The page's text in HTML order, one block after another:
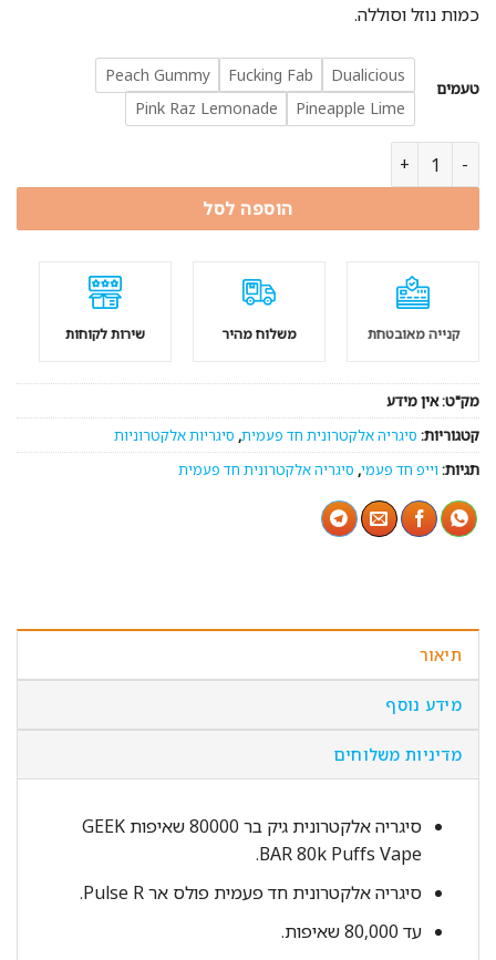
כמות נוזל וסוללה.
טעמים
Dualicious
Fucking Fab
Peach Gummy
Pineapple Lime
Pink Raz Lemonade
כמות של סיגריה אלקטרונית גיק בר 80000 שאיפות | GEEK BAR 80k Puffs Vape
הוספה לסל
קנייה מאובטחת משלוח מהיר שירות לקוחות
מק"ט:אין מידע
קטגוריות: סיגריה אלקטרונית חד פעמית, סיגריות אלקטרוניות
תגיות: וייפ חד פעמי, סיגריה אלקטרונית חד פעמית
תיאור
מידע נוסף
מדיניות משלוחים
סיגריה אלקטרונית גיק בר 80000 שאיפות GEEK
BAR 80k Puffs Vape.
סיגריה אלקטרונית חד פעמית פולס אר Pulse R.
עד 80,000 שאיפות.